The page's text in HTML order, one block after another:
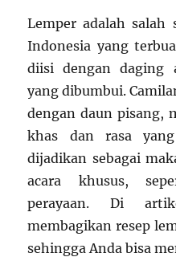
Lemper adalah salah
Indonesia yang
diisi dengan daging
yang dibumbui.
dengan daun pisang,
khas dan rasa
dijadikan sebagai
acara khusus,
perayaan. Di
membagikan resep
sehingga Anda bisa